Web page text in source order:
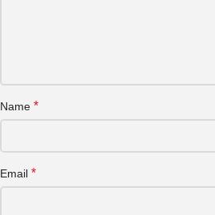
Name *
Email *